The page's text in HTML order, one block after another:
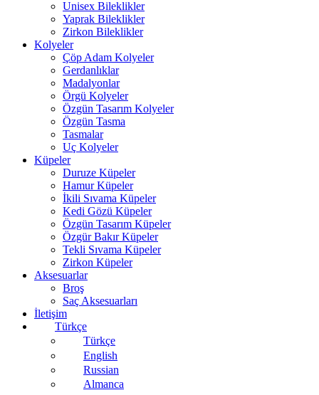
Unisex Bileklikler
Yaprak Bileklikler
Zirkon Bileklikler
Kolyeler
Çöp Adam Kolyeler
Gerdanlıklar
Madalyonlar
Örgü Kolyeler
Özgün Tasarım Kolyeler
Özgün Tasma
Tasmalar
Uç Kolyeler
Küpeler
Duruze Küpeler
Hamur Küpeler
İkili Sıvama Küpeler
Kedi Gözü Küpeler
Özgün Tasarım Küpeler
Özgür Bakır Küpeler
Tekli Sıvama Küpeler
Zirkon Küpeler
Aksesuarlar
Broş
Saç Aksesuarları
İletişim
Türkçe
Türkçe
English
Russian
Almanca